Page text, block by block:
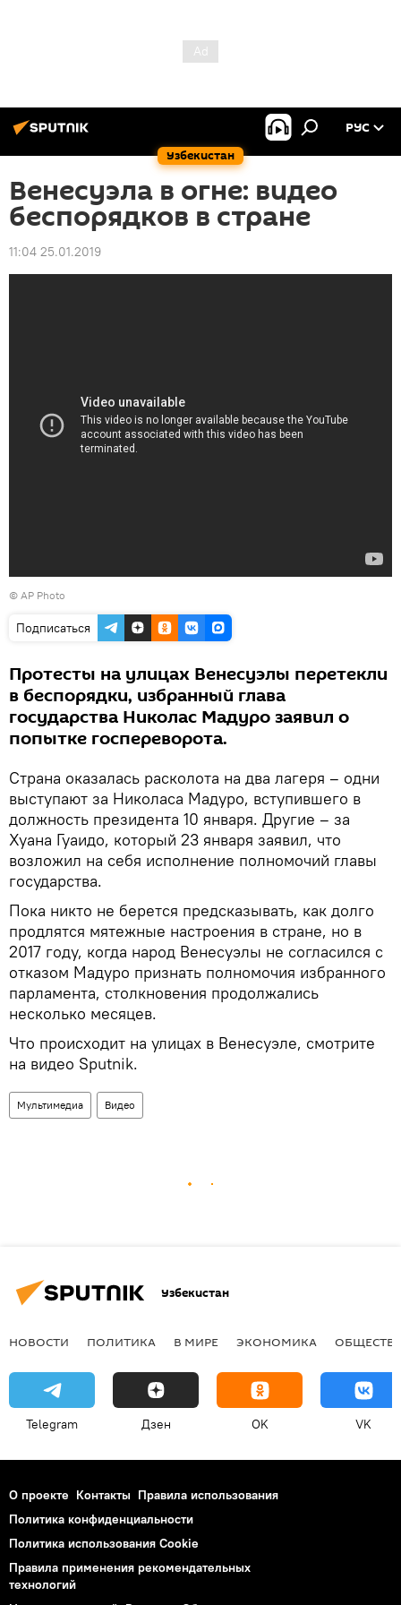
Узбекистан
РУС
Венесуэла в огне: видео
беспорядков в стране
11:04 25.01.2019
© AP Photo
Подписаться
Протесты на улицах Венесуэлы перетекли
в беспорядки, избранный глава
государства Николас Мадуро заявил о
попытке госпереворота.
Страна оказалась расколота на два лагеря – одни
выступают за Николаса Мадуро, вступившего в
должность президента 10 января. Другие – за
Хуана Гуаидо, который 23 января заявил, что
возложил на себя исполнение полномочий главы
государства.
Пока никто не берется предсказывать, как долго
продлятся мятежные настроения в стране, но в
2017 году, когда народ Венесуэлы не согласился с
отказом Мадуро признать полномочия избранного
парламента, столкновения продолжались
несколько месяцев.
Что происходит на улицах в Венесуэле, смотрите
на видео Sputnik.
Мультимедиа Видео
Узбекистан
НОВОСТИ ПОЛИТИКА В МИРЕ ЭКОНОМИКА
Telegram Дзен OK VK
О проекте Контакты Правила использования
Политика конфиденциальности
Политика использования Cookie
Правила применения рекомендательных
технологий